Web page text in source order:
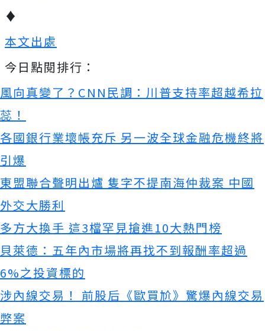
♦
本文出處
今日點閱排行：
風向真變了？CNN民調：川普支持率超越希拉
蕊！
各國銀行業壞帳充斥 另一波全球金融危機終將
引爆
東盟聯合聲明出爐 隻字不提南海仲裁案 中國
外交大勝利
多方大換手 這3檔罕見搶進10大熱門榜
貝萊德：五年內市場將再找不到報酬率超過
6%之投資標的
涉內線交易！ 前股后《歐買尬》驚爆內線交易
弊案